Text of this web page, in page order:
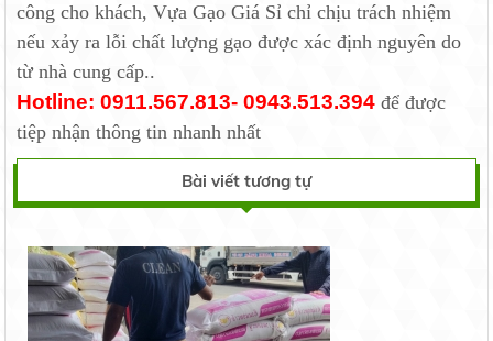
công cho khách, Vựa Gạo Giá Sỉ chỉ chịu trách nhiệm
nếu xảy ra lỗi chất lượng gạo được xác định nguyên do
từ nhà cung cấp..
Hotline: 0911.567.813- 0943.513.394 để được
tiệp nhận thông tin nhanh nhất
Bài viết tương tự